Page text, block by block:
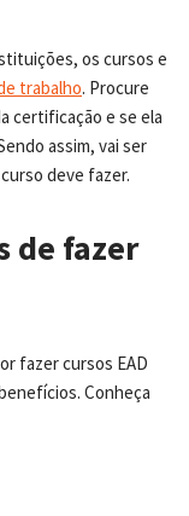
os cursos e
trabalho. Procure
certificação e se ela
assim, vai ser
deve fazer.
de fazer
fazer cursos EAD
Conheça